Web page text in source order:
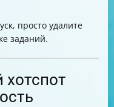
просто удалите
заданий.